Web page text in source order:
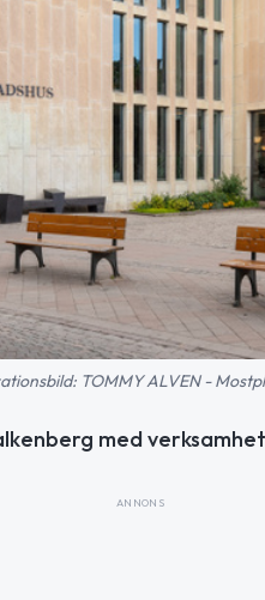
TOMMY ALVEN -
med
ANNONS